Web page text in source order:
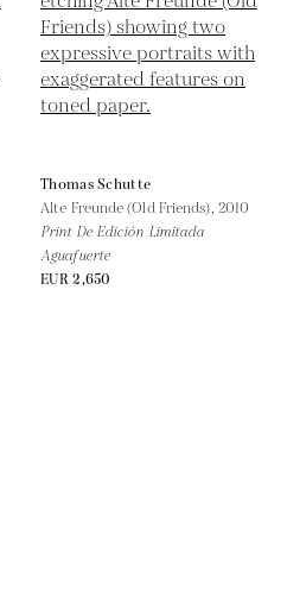
Thomas Schutte
Alte Freunde (Old Friends), 2010
Print De Edición Limitada
Aguafuerte
EUR 2,650